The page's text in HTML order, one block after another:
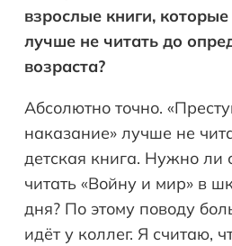
взрослые книги,
лучше не читать до
возраста?
Абсолютно точно.
наказание» лучше не
детская книга. Нужно ли
читать «Войну и мир» в
дня? По этому поводу
идёт у коллег. Я считаю,